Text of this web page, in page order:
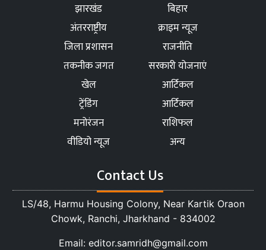
झारखंड
बिहार
अंतरराष्ट्रीय
क्राइम न्यूज
जिला प्रशासन
राजनीति
तकनीक जगत
सरकारी योजनाएं
खेल
आर्टिकल
ट्रेंडिंग
आर्टिकल
मनोरंजन
राशिफल
वीडियो न्यूज
अन्य
Contact Us
LS/48, Harmu Housing Colony, Near Kartik Oraon
Chowk, Ranchi, Jharkhand - 834002
Email: editor.samridh@gmail.com